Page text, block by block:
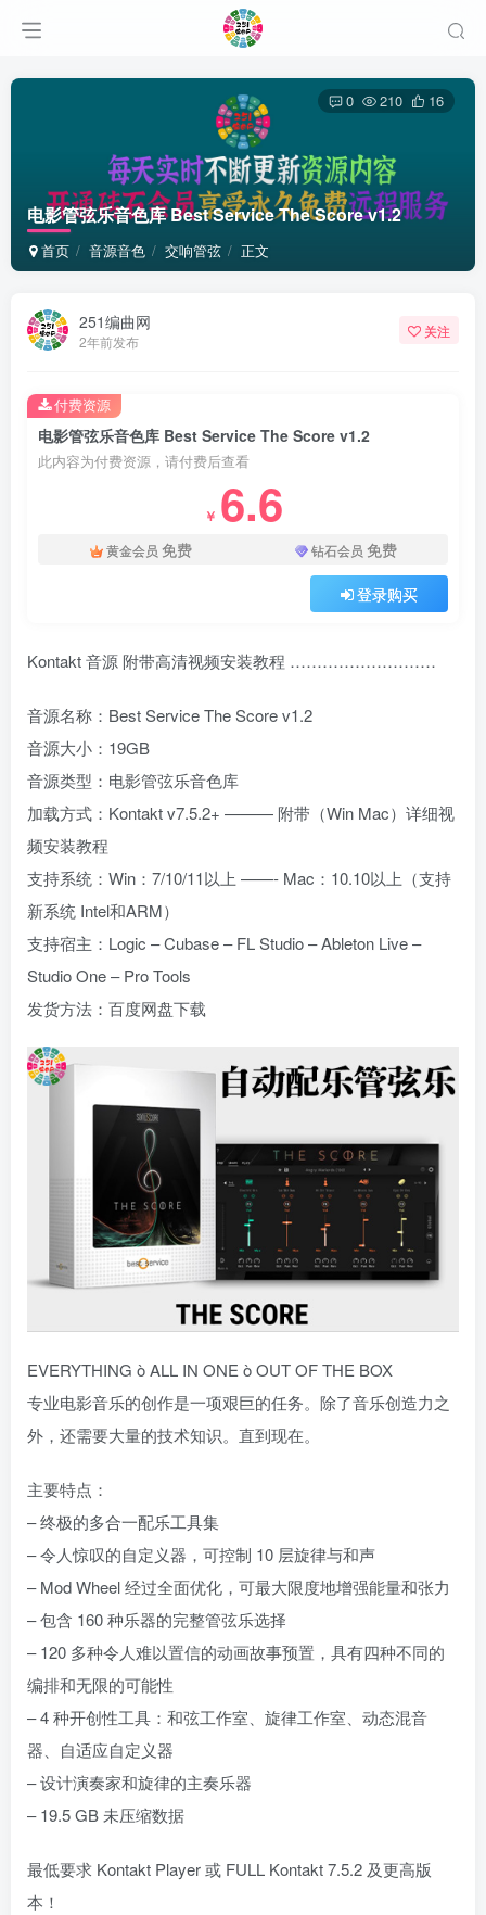
电影管弦乐音色库 Best Service The Score v1.2
首页 音源音色 交响管弦 正文
0 210 16
251编曲网
2年前发布
关注
电影管弦乐音色库 Best Service The Score v1.2
此内容为付费资源，请付费后查看
￥ 6.6
黄金会员 免费 钻石会员 免费
登录购买
付费资源
Kontakt 音源 附带高清视频安装教程 ………………………
音源名称：Best Service The Score v1.2
音源大小：19GB
音源类型：电影管弦乐音色库
加载方式：Kontakt v7.5.2+ ——— 附带（Win Mac）详细视
频安装教程
支持系统：Win：7/10/11以上 ——- Mac：10.10以上（支持
新系统 Intel和ARM）
支持宿主：Logic – Cubase – FL Studio – Ableton Live –
Studio One – Pro Tools
发货方法：百度网盘下载
EVERYTHING ò ALL IN ONE ò OUT OF THE BOX
专业电影音乐的创作是一项艰巨的任务。除了音乐创造力之
外，还需要大量的技术知识。直到现在。
主要特点：
– 终极的多合一配乐工具集
– 令人惊叹的自定义器，可控制 10 层旋律与和声
– Mod Wheel 经过全面优化，可最大限度地增强能量和张力
– 包含 160 种乐器的完整管弦乐选择
– 120 多种令人难以置信的动画故事预置，具有四种不同的
编排和无限的可能性
– 4 种开创性工具：和弦工作室、旋律工作室、动态混音
器、自适应自定义器
– 设计演奏家和旋律的主奏乐器
– 19.5 GB 未压缩数据
最低要求 Kontakt Player 或 FULL Kontakt 7.5.2 及更高版
本！